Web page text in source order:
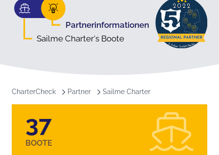
Partnerinformationen
Sailme Charter's Boote
CharterCheck Partner Sailme Charter
37
BOOTE